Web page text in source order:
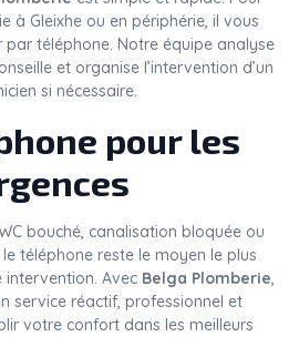
à Gleixhe ou en périphérie, il vous
téléphone. Notre équipe analyse
et organise l’intervention d’un
si nécessaire.
pour les
bouché, canalisation bloquée ou
téléphone reste le moyen le plus
Avec Belga Plomberie,
service réactif, professionnel et
votre confort dans les meilleurs